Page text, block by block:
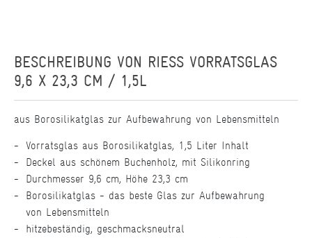
BESCHREIBUNG VON RIESS VORRATSGLAS
9,6 X 23,3 CM / 1,5L
aus Borosilikatglas zur Aufbewahrung von Lebensmitteln
Vorratsglas aus Borosilikatglas, 1,5 Liter Inhalt
Deckel aus schönem Buchenholz, mit Silikonring
Durchmesser 9,6 cm, Höhe 23,3 cm
Borosilikatglas - das beste Glas zur Aufbewahrung
von Lebensmitteln
hitzebeständig, geschmacksneutral